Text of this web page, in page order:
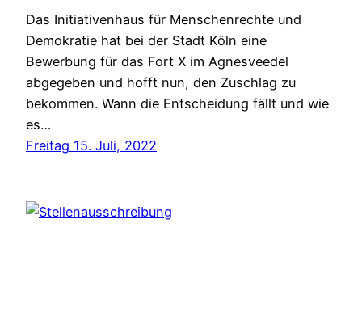
Das Initiativenhaus für Menschenrechte und
Demokratie hat bei der Stadt Köln eine
Bewerbung für das Fort X im Agnesveedel
abgegeben und hofft nun, den Zuschlag zu
bekommen. Wann die Entscheidung fällt und wie
es…
Freitag 15. Juli, 2022